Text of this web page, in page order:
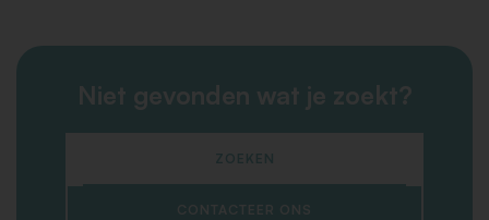
Niet gevonden wat je zoekt?
ZOEKEN
CONTACTEER ONS